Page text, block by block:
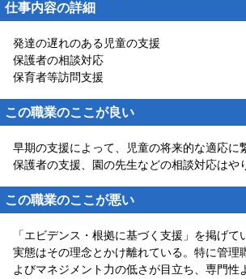
仕事内容の詳細
発達の遅れのある児童の支援
保護者の相談対応
保育者等訪問支援
この職業のここが良い
早期の支援によって、児童の将来的な適応に
保護者の支援、園の先生などの相談対応はや
この職業のここが悪い
「エビデンス・根拠に基づく支援」を掲げて
実態はその理念とかけ離れている。特に管理
よびマネジメント力の低さが目立ち、専門性